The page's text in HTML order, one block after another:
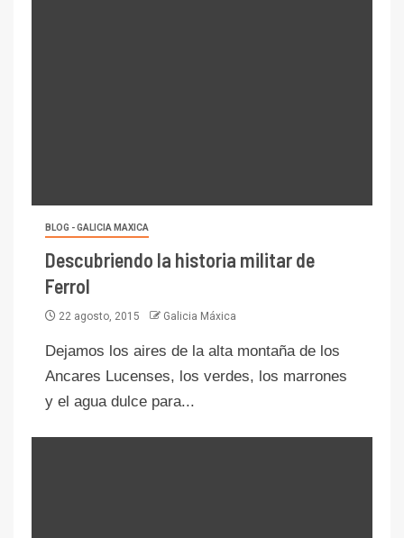
BLOG - GALICIA MAXICA
Descubriendo la historia militar de
Ferrol
22 agosto, 2015 Galicia Máxica
Dejamos los aires de la alta montaña de los
Ancares Lucenses, los verdes, los marrones
y el agua dulce para...